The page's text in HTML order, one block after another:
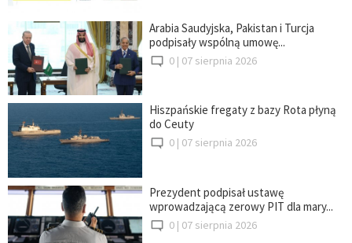
Arabia Saudyjska, Pakistan i Turcja
podpisały wspólną umowę...
0 | 07 sierpnia 2026
Hiszpańskie fregaty z bazy Rota płyną
do Ceuty
0 | 07 sierpnia 2026
Prezydent podpisał ustawę
wprowadzającą zerowy PIT dla mary...
0 | 07 sierpnia 2026